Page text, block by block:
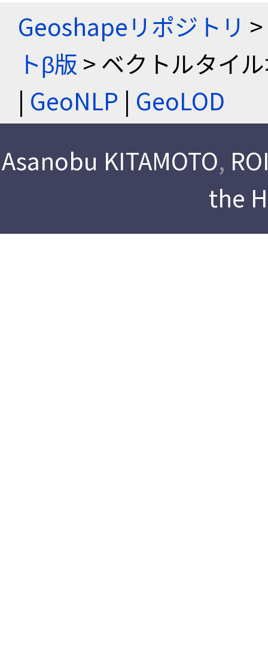
Geoshapeリポジトリ >
トβ版 > ベクトルタイ
| GeoNLP | GeoLOD
Asanobu KITAMOTO,
the